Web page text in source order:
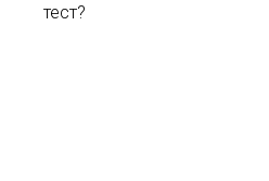
тест?